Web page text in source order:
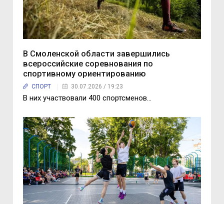
В Смоленской области завершились
всероссийские соревнования по
спортивному ориентированию
СПОРТ 30.07.2026 / 19:23
В них участвовали 400 спортсменов…